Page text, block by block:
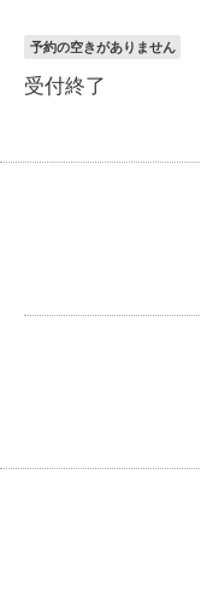
予約の空きがありません
受付終了